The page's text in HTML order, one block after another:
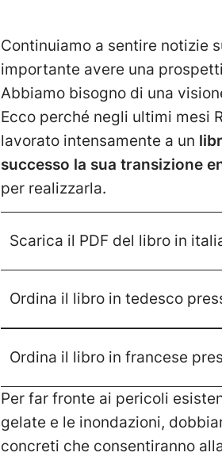
Continuiamo a sentire notizie
importante avere una
Abbiamo bisogno di una
Ecco perché negli ultimi mesi
lavorato intensamente a un
successo la sua transizione
per realizzarla.
Scarica il PDF del libro in
Ordina il libro in tedesco
Ordina il libro in francese
Per far fronte ai pericoli
gelate e le inondazioni,
concreti che consentiranno